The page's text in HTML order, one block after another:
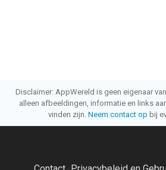
Disclaimer: AppWereld is geen eigenaar
alleen afbeeldingen, informatie en links
vinden zijn. Neem contact op bij